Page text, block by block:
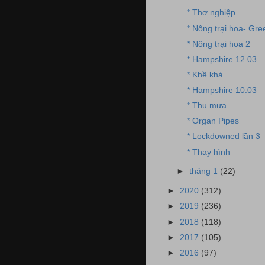
* Thơ nghiệp
* Nông trại hoa-
* Nông trại hoa 2
* Hampshire 12.03
* Khề khà
* Hampshire 10.03
* Thu mưa
* Organ Pipes
* Lockdowned lần 3
* Thay hình
►tháng 1 (22)
► 2020 (312)
► 2019 (236)
► 2018 (118)
► 2017 (105)
► 2016 (97)